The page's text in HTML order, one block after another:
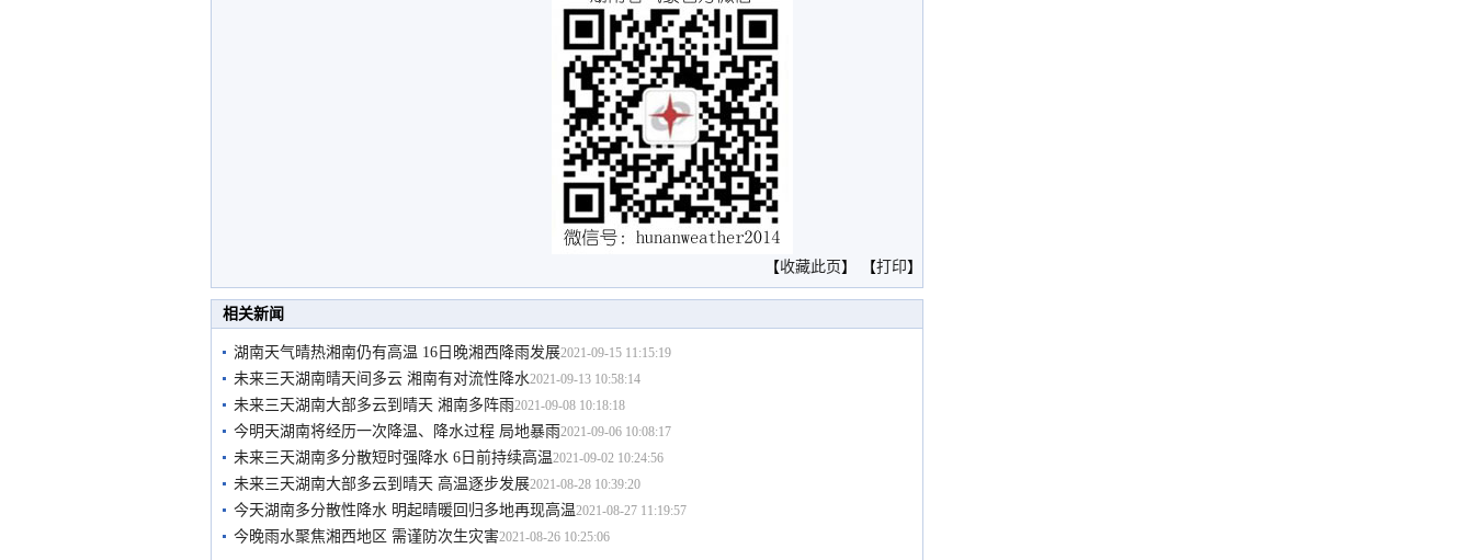
【收藏此页 】 【打印】
相关新闻
湖南天气晴热湘南仍有高温 16日晚湘西降雨发展2021-09-15 11:15:19
未来三天湖南晴天间多云 湘南有对流性降水2021-09-13 10:58:14
未来三天湖南大部多云到晴天 湘南多阵雨2021-09-08 10:18:18
今明天湖南将经历一次降温、降水过程 局地暴雨2021-09-06 10:08:17
未来三天湖南多分散短时强降水 6日前持续高温2021-09-02 10:24:56
未来三天湖南大部多云到晴天 高温逐步发展2021-08-28 10:39:20
今天湖南多分散性降水 明起晴暖回归多地再现高温2021-08-27 11:19:57
今晚雨水聚焦湘西地区 需谨防次生灾害2021-08-26 10:25:06